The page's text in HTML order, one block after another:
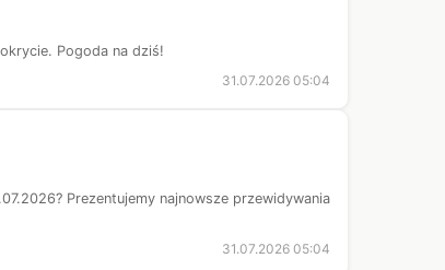
Pogoda na dziś!
31.07.2026 05:04
Prezentujemy najnowsze przewidywania
31.07.2026 05:04